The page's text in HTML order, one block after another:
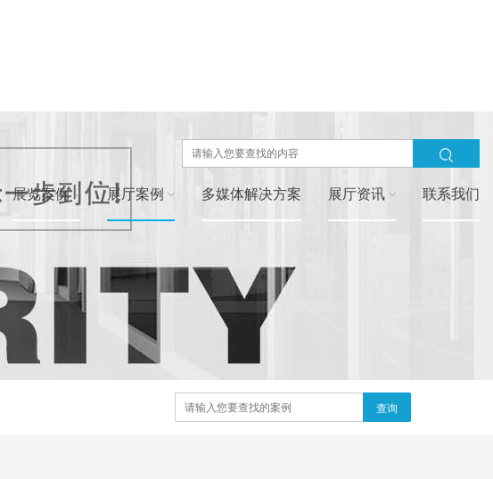
展览案例 展厅案例 多媒体解决方案 展厅资讯 联系我们
查询